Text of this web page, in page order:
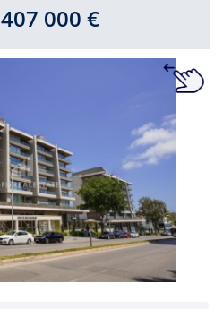
407 000 €